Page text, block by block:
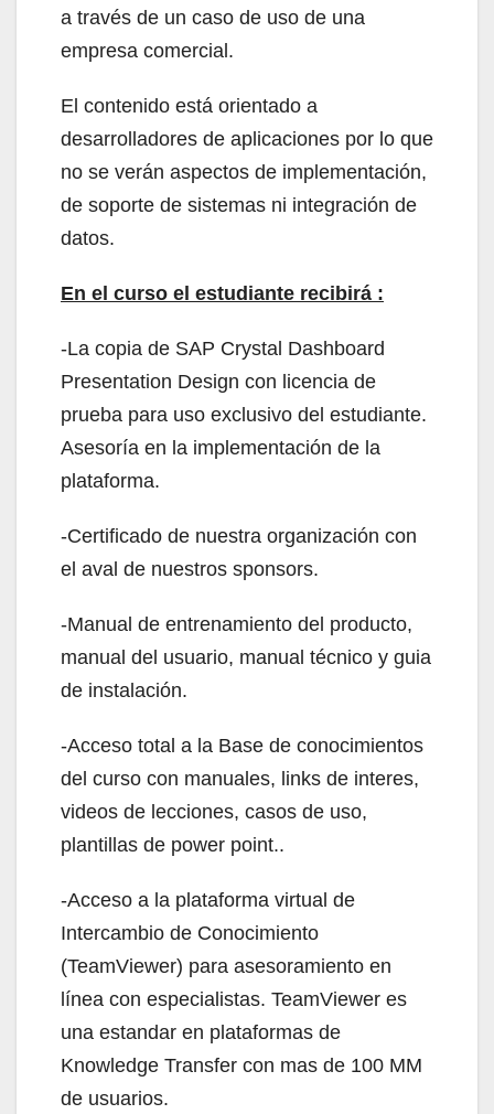
a través de un caso de uso de una
empresa comercial.
El contenido está orientado a
desarrolladores de aplicaciones por lo que
no se verán aspectos de implementación,
de soporte de sistemas ni integración de
datos.
En el curso el estudiante recibirá :
-La copia de SAP Crystal Dashboard
Presentation Design con licencia de
prueba para uso exclusivo del estudiante.
Asesoría en la implementación de la
plataforma.
-Certificado de nuestra organización con
el aval de nuestros sponsors.
-Manual de entrenamiento del producto,
manual del usuario, manual técnico y guia
de instalación.
-Acceso total a la Base de conocimientos
del curso con manuales, links de interes,
videos de lecciones, casos de uso,
plantillas de power point..
-Acceso a la plataforma virtual de
Intercambio de Conocimiento
(TeamViewer) para asesoramiento en
línea con especialistas. TeamViewer es
una estandar en plataformas de
Knowledge Transfer con mas de 100 MM
de usuarios.